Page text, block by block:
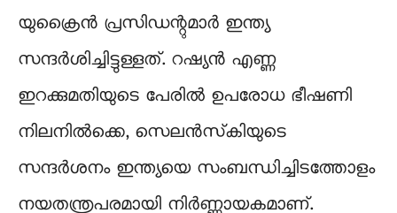
യുക്രൈൻ പ്രസിഡന്റുമാർ ഇന്ത്യ
സന്ദർശിച്ചിട്ടുള്ളത്. റഷ്യൻ എണ്ണ
ഇറക്കുമതിയുടെ പേരിൽ ഉപരോധ ഭീഷണി
നിലനിൽക്കെ, സെലൻസ്‌കിയുടെ
സന്ദർശനം ഇന്ത്യയെ സംബന്ധിച്ചിടത്തോളം
നയതന്ത്രപരമായി നിർണ്ണായകമാണ്.